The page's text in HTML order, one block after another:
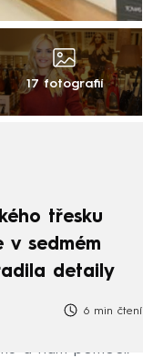
17 fotografií
třesku
v sedmém
detaily
6 min čtení
a nám pomoct.